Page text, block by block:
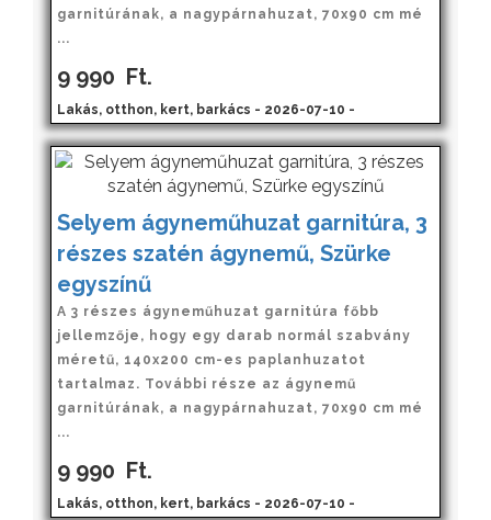
garnitúrának, a nagypárnahuzat, 70x90 cm mé
...
9 990 Ft.
Lakás, otthon, kert, barkács - 2026-07-10 -
Selyem ágyneműhuzat garnitúra, 3
részes szatén ágynemű, Szürke
egyszínű
A 3 részes ágyneműhuzat garnitúra főbb
jellemzője, hogy egy darab normál szabvány
méretű, 140x200 cm-es paplanhuzatot
tartalmaz. További része az ágynemű
garnitúrának, a nagypárnahuzat, 70x90 cm mé
...
9 990 Ft.
Lakás, otthon, kert, barkács - 2026-07-10 -